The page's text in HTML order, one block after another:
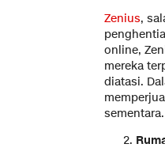
Zenius,
online,
mereka
diatasi.
sementara.